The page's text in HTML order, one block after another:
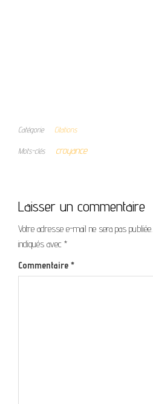
Catégorie Citations
Mots-clés croyance
Laisser un commentaire
Votre adresse e-mail ne sera pas publiée.
indiqués avec *
Commentaire *